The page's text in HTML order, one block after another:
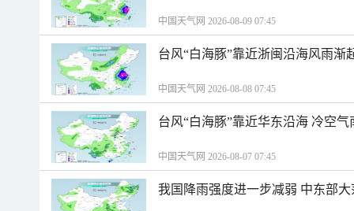
中国天气网 2026-08-09 07:45
台风“白海豚”靠近浙闽沿海风雨渐
中国天气网 2026-08-08 07:45
台风“白海豚”靠近华东沿海 冷空
中国天气网 2026-08-07 07:45
我国降雨强度进一步减弱 中东部